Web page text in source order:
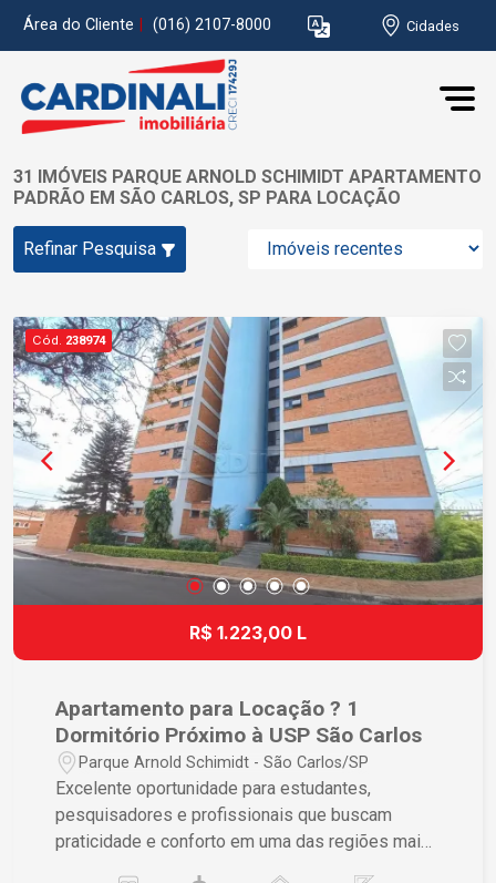
Área do Cliente (016) 2107-8000 Cidades
31 IMÓVEIS PARQUE ARNOLD SCHIMIDT APARTAMENTO
PADRÃO EM SÃO CARLOS, SP PARA LOCAÇÃO
Refinar Pesquisa
Cód. 238974
R$ 1.223,00 L
Apartamento para Locação ? 1
Dormitório Próximo à USP São Carlos
Parque Arnold Schimidt - São Carlos/SP
Excelente oportunidade para estudantes,
pesquisadores e profissionais que buscam
praticidade e conforto em uma das regiões mais